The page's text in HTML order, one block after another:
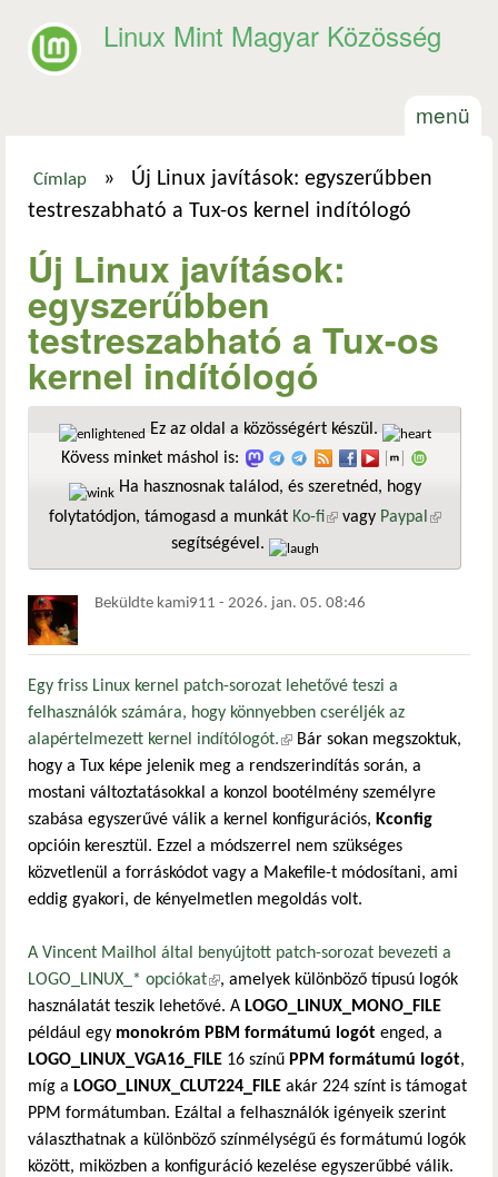
Linux Mint Magyar Közösség
menü
Jelenlegi hely
Címlap »
Új Linux javítások: egyszerűbben
testreszabható a Tux-os kernel indítólogó
Új Linux javítások:
egyszerűbben
testreszabható a Tux-os
kernel indítólogó
Ez az oldal a közösségért készül.
Kövess minket máshol is:
Ha hasznosnak találod, és szeretnéd, hogy
folytatódjon, támogasd a munkát Ko-fi(külső hivatkozás)
vagy Paypal
segítségével.
Beküldte kami911 - 2026. jan. 05. 08:46
Egy friss Linux kernel patch-sorozat lehetővé teszi a
felhasználók számára, hogy könnyebben cseréljék az
alapértelmezett kernel indítólogót.(külső hivatkozás)
Bár sokan megszoktuk,
hogy a Tux képe jelenik meg a rendszerindítás során, a
mostani változtatásokkal a konzol bootélmény személyre
szabása egyszerűvé válik a kernel konfigurációs, Kconfig
opcióin keresztül. Ezzel a módszerrel nem szükséges
közvetlenül a forráskódot vagy a Makefile-t módosítani, ami
eddig gyakori, de kényelmetlen megoldás volt.
A Vincent Mailhol által benyújtott patch-sorozat bevezeti a
LOGO_LINUX_* opciókat(külső hivatkozás)
, amelyek különböző típusú logók
használatát teszik lehetővé. A LOGO_LINUX_MONO_FILE
például egy monokróm PBM formátumú logót enged, a
LOGO_LINUX_VGA16_FILE 16 színű PPM formátumú logót,
míg a LOGO_LINUX_CLUT224_FILE akár 224 színt is támogat
PPM formátumban. Ezáltal a felhasználók igényeik szerint
választhatnak a különböző színmélységű és formátumú logók
között, miközben a konfiguráció kezelése egyszerűbbé válik.